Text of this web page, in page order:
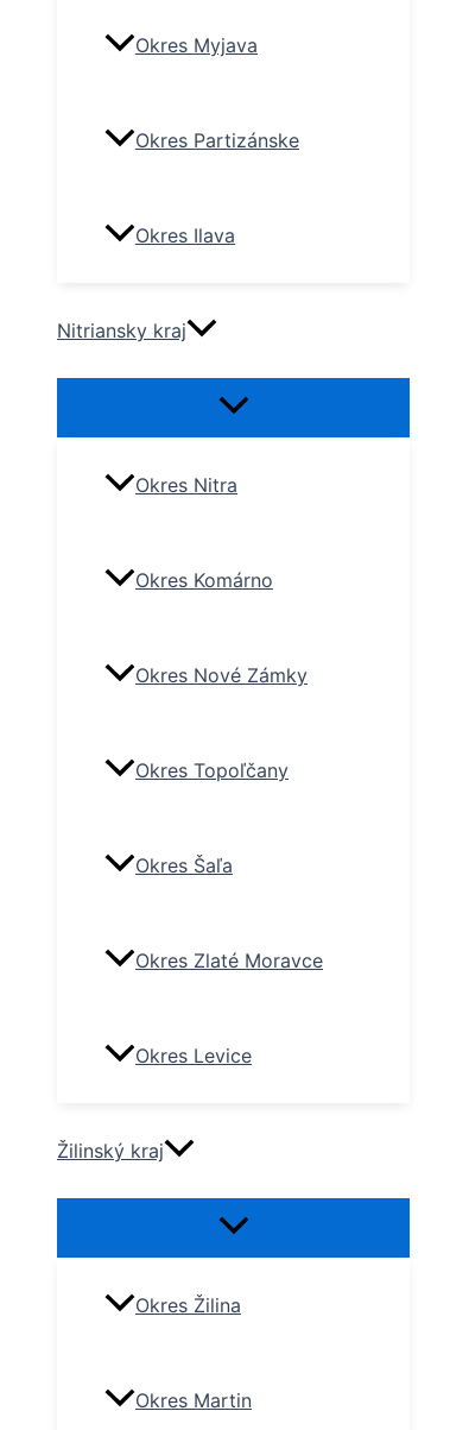
Okres Myjava
Okres Partizánske
Okres Ilava
Nitriansky kraj
Okres Nitra
Okres Komárno
Okres Nové Zámky
Okres Topoľčany
Okres Šaľa
Okres Zlaté Moravce
Okres Levice
Žilinský kraj
Okres Žilina
Okres Martin